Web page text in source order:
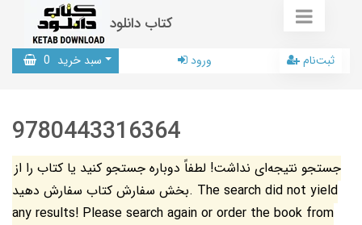
کتاب دانلود
سبد خرید 0 ورود ثبت‌نام
9780443316364
جستجو نتیجه‌ای نداشت! لطفاً دوباره جستجو کنید یا کتاب را از
بخش سفارش کتاب سفارش دهید. The search did not yield
any results! Please search again or order the book from